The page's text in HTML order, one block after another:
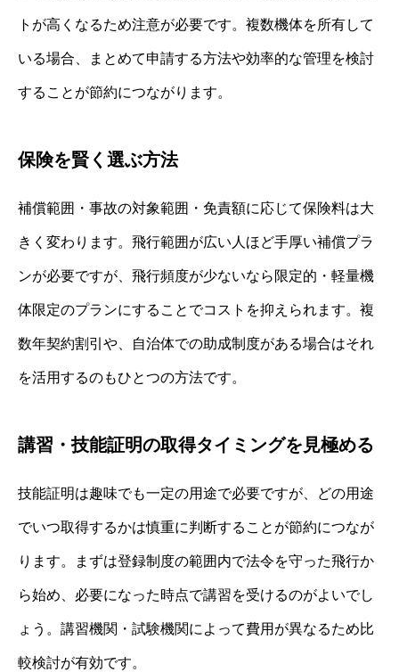
トが高くなるため注意が必要です。複数機体を所有して
いる場合、まとめて申請する方法や効率的な管理を検討
することが節約につながります。
保険を賢く選ぶ方法
補償範囲・事故の対象範囲・免責額に応じて保険料は大
きく変わります。飛行範囲が広い人ほど手厚い補償プラ
ンが必要ですが、飛行頻度が少ないなら限定的・軽量機
体限定のプランにすることでコストを抑えられます。複
数年契約割引や、自治体での助成制度がある場合はそれ
を活用するのもひとつの方法です。
講習・技能証明の取得タイミングを見極める
技能証明は趣味でも一定の用途で必要ですが、どの用途
でいつ取得するかは慎重に判断することが節約につなが
ります。まずは登録制度の範囲内で法令を守った飛行か
ら始め、必要になった時点で講習を受けるのがよいでし
ょう。講習機関・試験機関によって費用が異なるため比
較検討が有効です。